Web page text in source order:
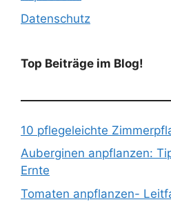
Datenschutz
Top Beiträge im Blog!
10 pflegeleichte
Auberginen anpflanzen:
Ernte
Tomaten anpflanzen-